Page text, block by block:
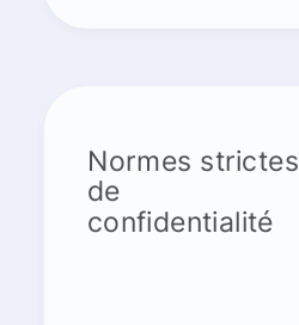
Normes strictes
de
confidentialité